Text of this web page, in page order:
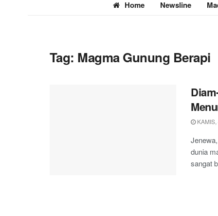
Home Newsline
Tag: Magma Gunung Berapi
KAMIS,
dunia
sangat